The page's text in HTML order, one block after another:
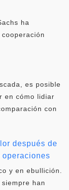
ha
es posible
en cómo lidiar
con
después de
y en ebullición.
han